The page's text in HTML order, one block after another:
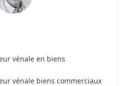
vénale en biens
vénale biens commerciaux